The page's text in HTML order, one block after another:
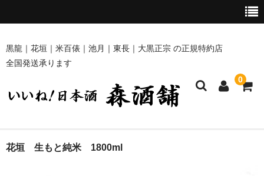
黒龍｜花垣｜米百俵｜池月｜東長｜大黒正宗 の正規特約店
全国発送承ります
0
ホーム
花垣 生もと純米 1800ml